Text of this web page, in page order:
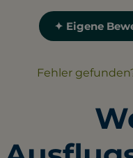
✦ Eigene
Fehler